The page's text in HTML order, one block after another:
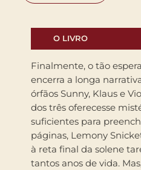
O LIVRO
Finalmente, o tão
encerra a longa
órfãos Sunny, Klaus e
dos três oferecesse
suficientes para
páginas, Lemony
à reta final da solene
tantos anos de vida.